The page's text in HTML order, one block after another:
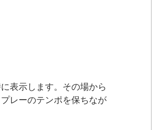
表示します。その場から
レーのテンポを保ちなが